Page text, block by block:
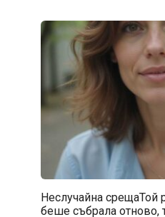
Неслучайна срещаТой
беше събрала отново,